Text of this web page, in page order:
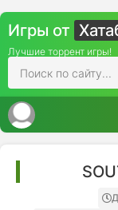
Игры от
Лучшие торрент игры!